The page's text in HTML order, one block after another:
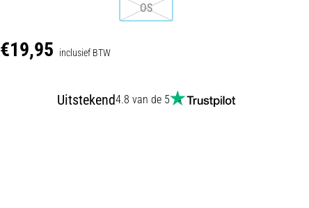
OS
€19,95 inclusief BTW
Uitstekend4.8 van de 5